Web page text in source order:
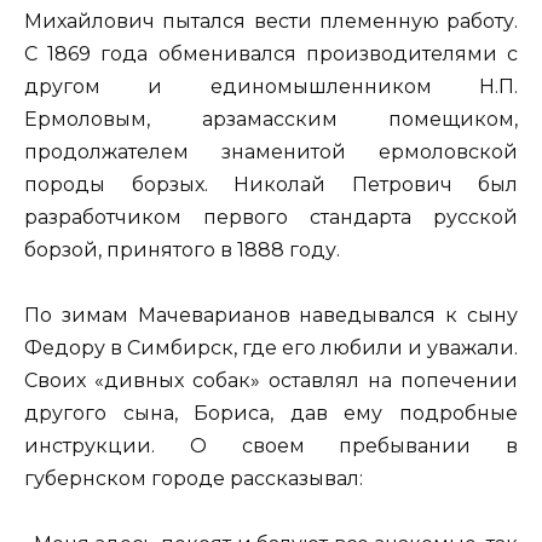
Михайлович пытался вести племенную работу.
С 1869 года обменивался производителями с
другом и единомышленником Н.П.
Ермоловым, арзамасским помещиком,
продолжателем знаменитой ермоловской
породы борзых. Николай Петрович был
разработчиком первого стандарта русской
борзой, принятого в 1888 году.
По зимам Мачеварианов наведывался к сыну
Федору в Симбирск, где его любили и уважали.
Своих «дивных собак» оставлял на попечении
другого сына, Бориса, дав ему подробные
инструкции. О своем пребывании в
губернском городе рассказывал: